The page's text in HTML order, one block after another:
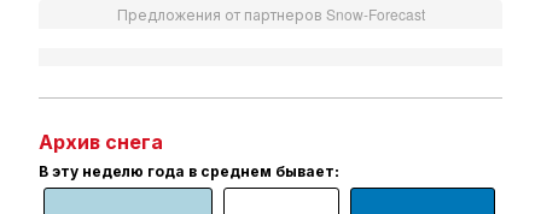
Предложения от партнеров Snow-Forecast
Архив снега
В эту неделю года в среднем бывает: